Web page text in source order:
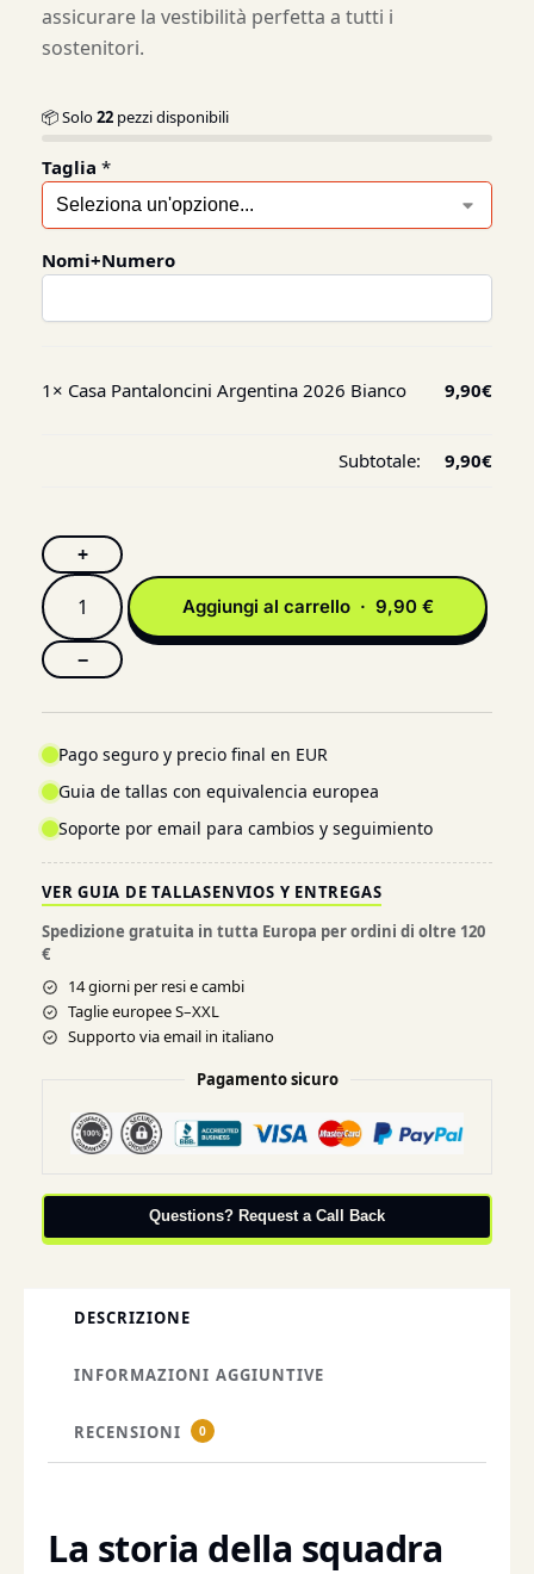
assicurare la vestibilità perfetta a tutti i
sostenitori.
📦 Solo22 pezzi disponibili
Taglia *
Nomi+Numero
1× Casa Pantaloncini Argentina 2026 Bianco 9,90€
Subtotale: 9,90€
+
−
Aggiungi al carrello · 9,90 €
Pago seguro y precio final en EUR
Guia de tallas con equivalencia europea
Soporte por email para cambios y seguimiento
VER GUIA DE TALLASENVIOS Y ENTREGAS
Spedizione gratuita in tutta Europa per ordini di oltre 120
€
14 giorni per resi e cambi
Taglie europee S–XXL
Supporto via email in italiano
Pagamento sicuro
Questions? Request a Call Back
DESCRIZIONE
INFORMAZIONI AGGIUNTIVE
RECENSIONI 0
La storia della squadra